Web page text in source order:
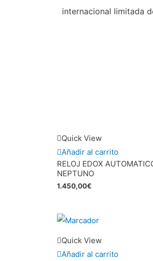
internacional limitada
Quick View
Añadir al carrito
RELOJ EDOX
NEPTUNO
1.450,00€
Quick View
Añadir al carrito